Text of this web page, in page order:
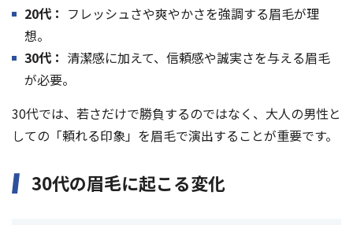
20代： フレッシュさや爽やかさを強調する眉毛が理
想。
30代： 清潔感に加えて、信頼感や誠実さを与える眉毛
が必要。
30代では、若さだけで勝負するのではなく、大人の男性と
しての「頼れる印象」を眉毛で演出することが重要です。
30代の眉毛に起こる変化